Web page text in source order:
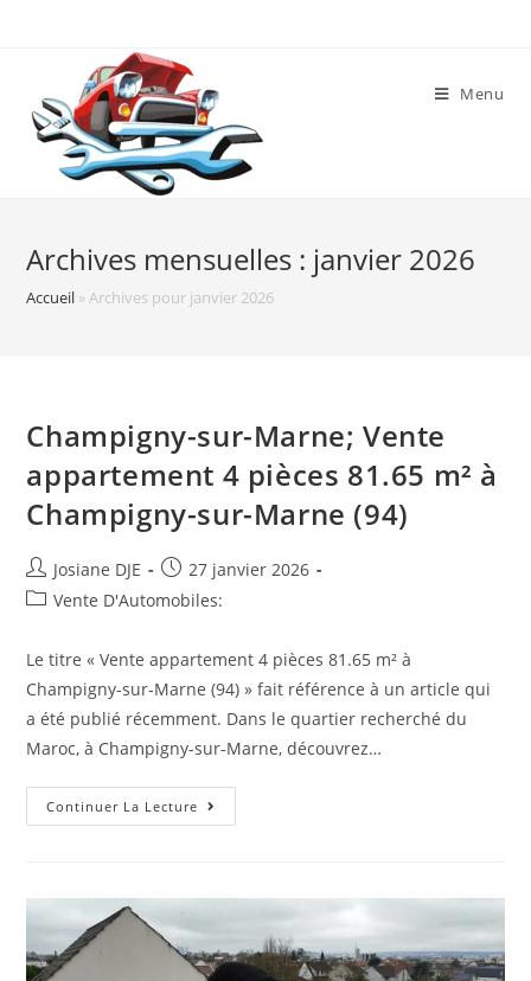
Menu
Archives mensuelles : janvier 2026
Accueil »Archives pour janvier 2026
Champigny-sur-Marne; Vente
appartement 4 pièces 81.65 m² à
Champigny-sur-Marne (94)
Auteur/autrice
de
Josiane DJE
Post
published:
27 janvier 2026
PostVente D'Automobiles:
Le titre « Vente appartement 4 pièces 81.65 m² à
Champigny-sur-Marne (94) » fait référence à un article qui
a été publié récemment. Dans le quartier recherché du
Maroc, à Champigny-sur-Marne, découvrez…
Continuer La Lecture Champigny-
Sur-
Pièces
À
Champigny-